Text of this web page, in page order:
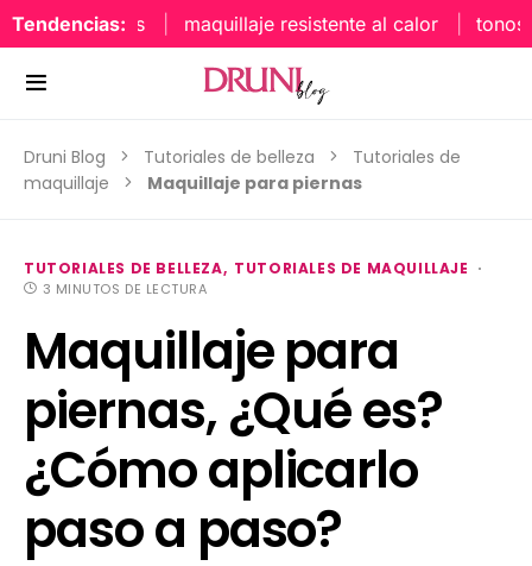
Tendencias: maquillaje resistente al calor tonos
Druni Blog Tutoriales de belleza
Tutoriales de
maquillaje
Maquillaje para piernas
TUTORIALES DE BELLEZA TUTORIALES DE MAQUILLAJE
3 MINUTOS DE LECTURA
Maquillaje para
piernas, ¿Qué es?
¿Cómo aplicarlo
paso a paso?